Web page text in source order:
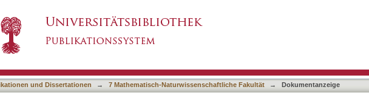
und Dissertationen → 7 Mathematisch-Naturwissenschaftliche Fakultät → Dokumentanzeige